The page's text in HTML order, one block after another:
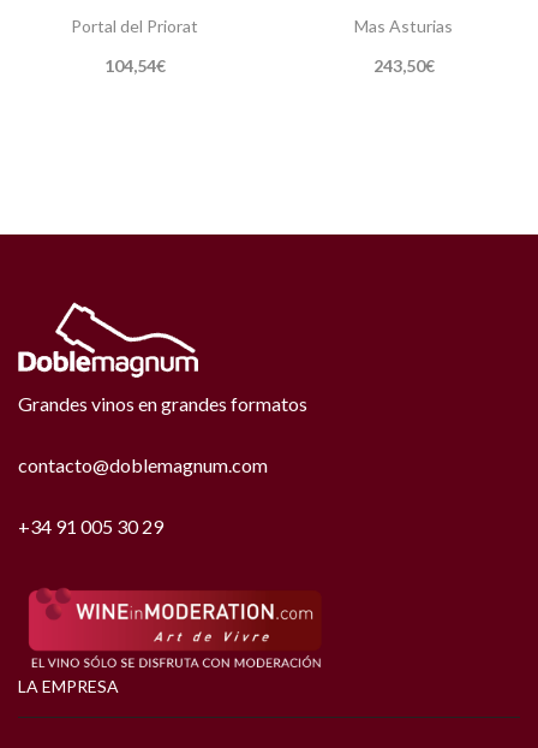
Portal del Priorat
104,54€
Mas Asturias
243,50€
Grandes vinos en grandes formatos
contacto@doblemagnum.com
+34 91 005 30 29
LA EMPRESA